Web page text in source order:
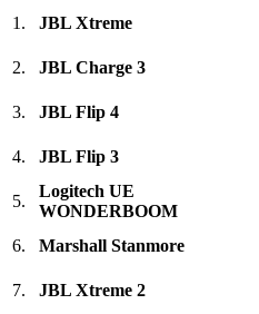
1.
JBL Xtreme
2.
JBL Charge 3
3.
JBL Flip 4
4.
JBL Flip 3
5.
Logitech UE
WONDERBOOM
6.
Marshall Stanmore
7.
JBL Xtreme 2